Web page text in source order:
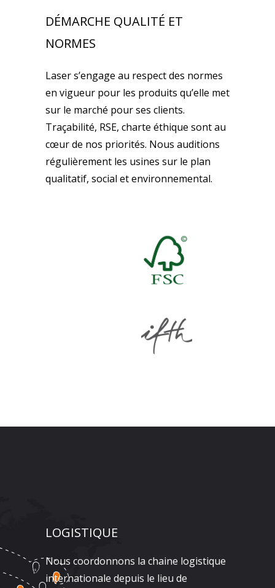
DÉMARCHE QUALITÉ ET
NORMES
Laser s’engage au respect des normes
en vigueur pour les produits qu’elle met
sur le marché pour ses clients.
Traçabilité, RSE, charte éthique sont au
cœur de nos priorités. Nous auditions
régulièrement les usines sur le plan
qualitatif, social et environnemental.
LOGISTIQUE
Nous coordonnons la chaine logistique
internationale depuis le lieu de